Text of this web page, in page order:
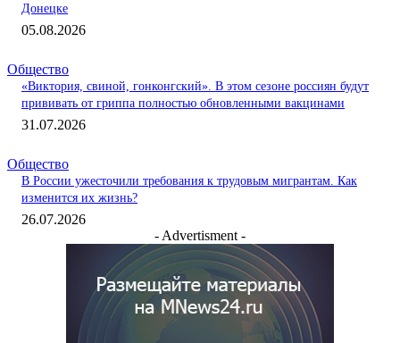
Донецке
05.08.2026
Общество
«Виктория, свиной, гонконгский». В этом сезоне россиян будут
прививать от гриппа полностью обновленными вакцинами
31.07.2026
Общество
В России ужесточили требования к трудовым мигрантам. Как
изменится их жизнь?
26.07.2026
- Advertisment -